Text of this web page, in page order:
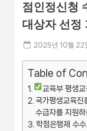
점인정신청
대상자 선정
Posted
2025년 10월 22
Table of
교육부 평생
국가평생교육진
수급자를 지원
학점은행제 수